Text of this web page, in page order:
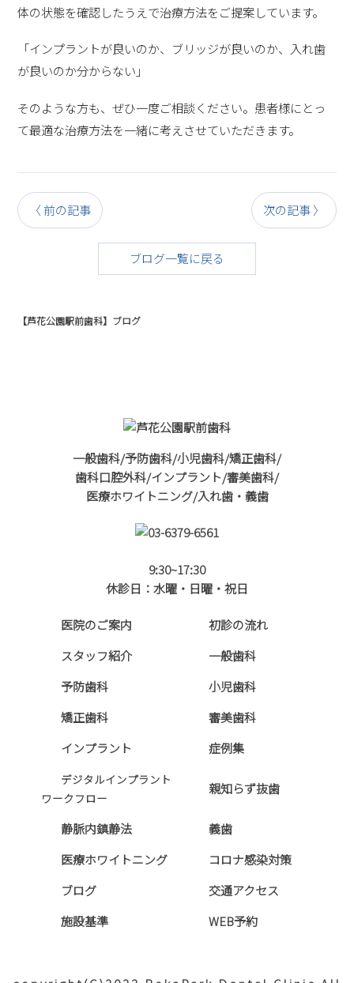
体の状態を確認したうえで治療方法をご提案しています。
「インプラントが良いのか、ブリッジが良いのか、入れ歯
が良いのか分からない」
そのような方も、ぜひ一度ご相談ください。患者様にとっ
て最適な治療方法を一緒に考えさせていただきます。
〈 前の記事 次の記事 〉
ブログ一覧に戻る
【芦花公園駅前歯科】ブログ
一般歯科/予防歯科/小児歯科/矯正歯科/
歯科口腔外科/インプラント/審美歯科/
医療ホワイトニング/入れ歯・義歯
9:30~17:30
休診日：水曜・日曜・祝日
医院のご案内
初診の流れ
スタッフ紹介
一般歯科
予防歯科
小児歯科
矯正歯科
審美歯科
インプラント
症例集
デジタルインプラント
ワークフロー
親知らず抜歯
静脈内鎮静法
義歯
医療ホワイトニング
コロナ感染対策
ブログ
交通アクセス
施設基準
WEB予約